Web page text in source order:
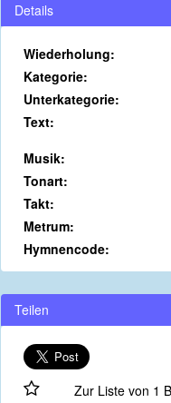
Details
Wiederholung:
Kategorie:
Unterkategorie:
Text:
Musik:
Tonart:
Takt:
Metrum:
Hymnencode:
Teilen
Zur Liste von 1